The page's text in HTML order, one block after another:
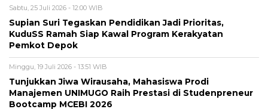
Sabtu, 25 Juli 2026 - 12:00 WIB
Supian Suri Tegaskan Pendidikan Jadi Prioritas,
KuduSS Ramah Siap Kawal Program Kerakyatan
Pemkot Depok
Minggu, 19 Juli 2026 - 13:51 WIB
Tunjukkan Jiwa Wirausaha, Mahasiswa Prodi
Manajemen UNIMUGO Raih Prestasi di Studenpreneur
Bootcamp MCEBI 2026